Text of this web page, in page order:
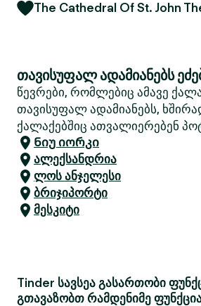
The Cathedral Of St. John
თავისუფალ ადამიანებს
წევრები, რომლებიც ამავე
თავისუფალ ადამიანებს,
ქალაქებშიც ათვალიერებენ
Ნიუ იორკი
ალექსანდრია
ლოს ანჯელესი
ბრიჯიპორტი
მესკიტი
Tinder სავსეა გასართობი
გთავაზობთ რამდენიმე